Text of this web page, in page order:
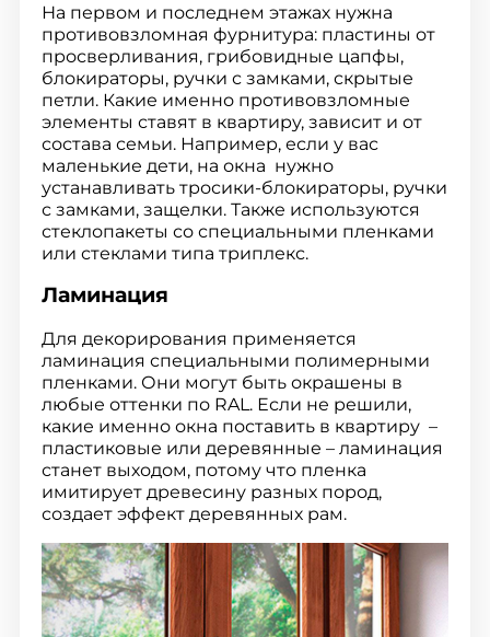
На первом и последнем этажах нужна
противовзломная фурнитура: пластины от
просверливания, грибовидные цапфы,
блокираторы, ручки с замками, скрытые
петли. Какие именно противовзломные
элементы ставят в квартиру, зависит и от
состава семьи. Например, если у вас
маленькие дети, на окна нужно
устанавливать тросики-блокираторы, ручки
с замками, защелки. Также используются
стеклопакеты со специальными пленками
или стеклами типа триплекс.
Ламинация
Для декорирования применяется
ламинация специальными полимерными
пленками. Они могут быть окрашены в
любые оттенки по RAL. Если не решили,
какие именно окна поставить в квартиру –
пластиковые или деревянные – ламинация
станет выходом, потому что пленка
имитирует древесину разных пород,
создает эффект деревянных рам.